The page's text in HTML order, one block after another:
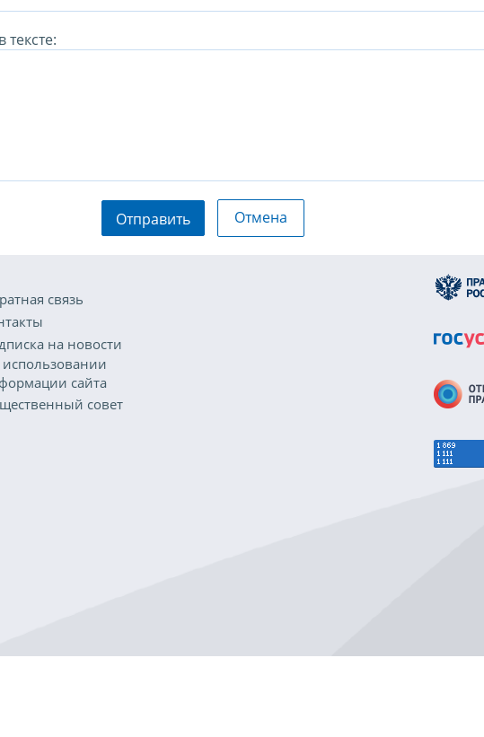
Отправить Отмена
связь
на новости
сайта
совет